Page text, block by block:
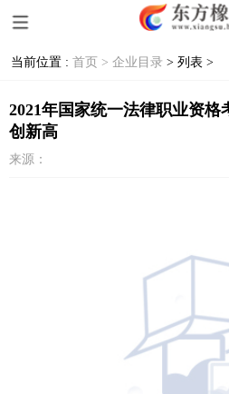
当前位置 : 首页 > 企业目录 > 列表 >
2021年国家统一法律职业资
创新高
来源：